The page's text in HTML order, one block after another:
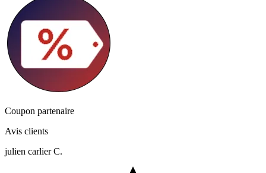
Coupon partenaire
Avis clients
julien carlier C.